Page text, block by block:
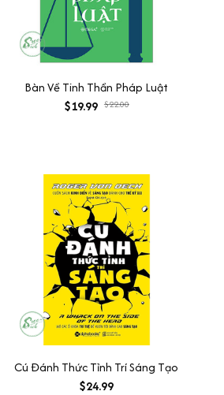
Bàn Về Tinh Thần Pháp Luật
$19.99 $22.00
Cú Đánh Thức Tỉnh Trí Sáng Tạo
$24.99